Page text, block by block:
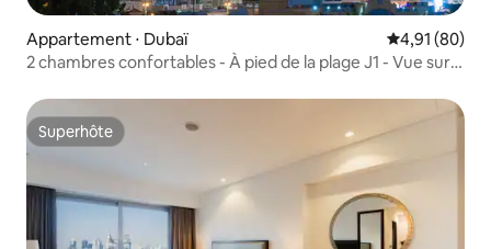
Appartement ⋅ Dubaï Évaluation
4,91 (80)
2 chambres confortables - À pied de la plage J1 - Vue sur
Superhôte
Superhôte